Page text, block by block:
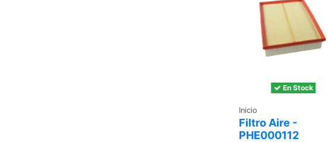
En Stock
Inicio
Filtro Aire -
PHE000112